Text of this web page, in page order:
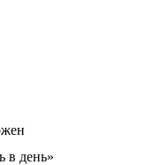
в день»